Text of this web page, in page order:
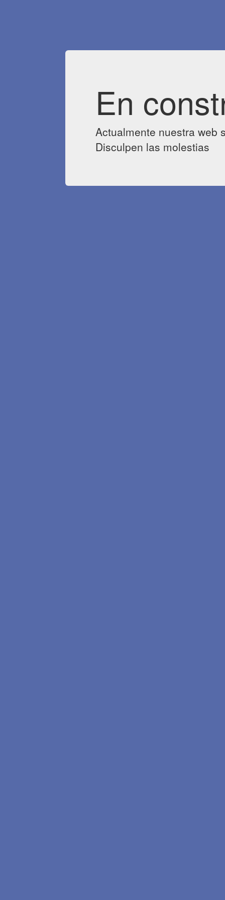
En
Actualmente nuestra web
Disculpen las molestias